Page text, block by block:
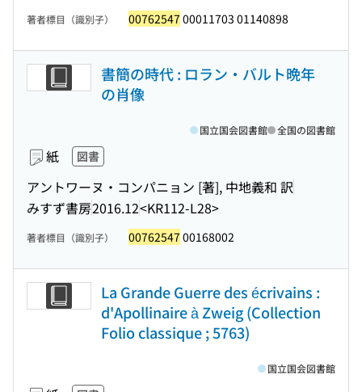
著者標目（識別子） 00762547 00011703 01140898
書簡の時代 : ロラン・バルト晩年
の肖像
紙 図書
アントワーヌ・コンパニョン [著], 中地義和 訳
みすず書房2016.12<KR112-L28>
国立国会図書館 全国の図書館
著者標目（識別子） 00762547 00168002
La Grande Guerre des écrivains :
d'Apollinaire à Zweig (Collection
Folio classique ; 5763)
国立国会図書館